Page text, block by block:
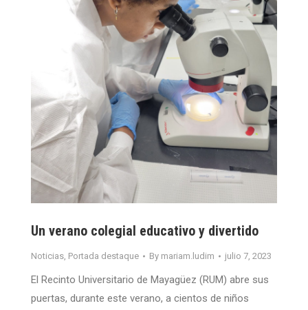
Un verano colegial educativo y divertido
Noticias, Portada destaque By mariam.ludim julio 7, 2023
El Recinto Universitario de Mayagüez (RUM) abre sus
puertas, durante este verano, a cientos de niños